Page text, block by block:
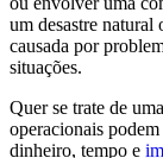
um desastre
causada por
situações.
Quer se trate de
operacionais
dinheiro, tempo e